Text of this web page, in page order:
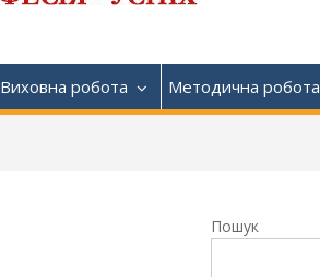
Виховна робота Методична робота
Пошук